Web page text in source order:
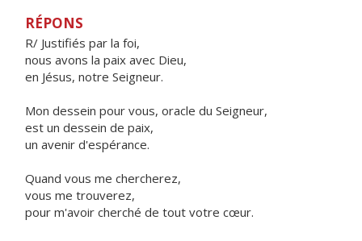
RÉPONS
R/ Justifiés par la foi,
nous avons la paix avec Dieu,
en Jésus, notre Seigneur.
Mon dessein pour vous, oracle du Seigneur,
est un dessein de paix,
un avenir d'espérance.
Quand vous me chercherez,
vous me trouverez,
pour m'avoir cherché de tout votre cœur.